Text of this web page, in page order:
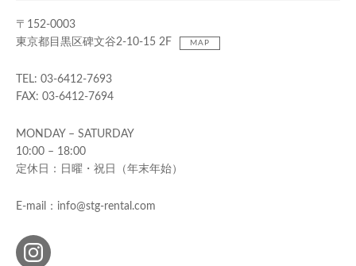
〒152-0003
東京都目黒区碑文谷2-10-15 2F
MAP
TEL: 03-6412-7693
FAX: 03-6412-7694
MONDAY – SATURDAY
10:00 – 18:00
定休日：日曜・祝日（年末年始）
E-mail：info@stg-rental.com